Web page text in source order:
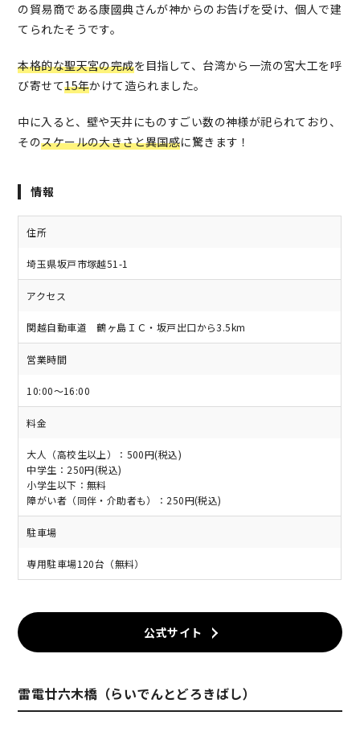
の貿易商である康國典さんが神からのお告げを受け、個人で建
てられたそうです。
本格的な聖天宮の完成を目指して、台湾から一流の宮大工を呼
び寄せて15年かけて造られました。
中に入ると、壁や天井にものすごい数の神様が祀られており、
そのスケールの大きさと異国感に驚きます！
情報
住所
埼玉県坂戸市塚越51-1
アクセス
関越自動車道 鶴ヶ島ＩＣ・坂戸出口から3.5km
営業時間
10:00～16:00
料金
大人（高校生以上）：500円(税込)
中学生：250円(税込)
小学生以下：無料
障がい者（同伴・介助者も）：250円(税込)
駐車場
専用駐車場120台（無料）
公式サイト
雷電廿六木橋（らいでんとどろきばし）